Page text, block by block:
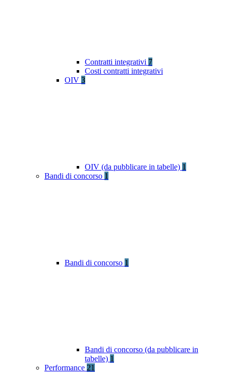
Contratti integrativi 7
Costi contratti integrativi
OIV 3
OIV (da pubblicare in tabelle) 1
Bandi di concorso 1
Bandi di concorso 1
Bandi di concorso (da pubblicare in
tabelle) 1
Performance 21